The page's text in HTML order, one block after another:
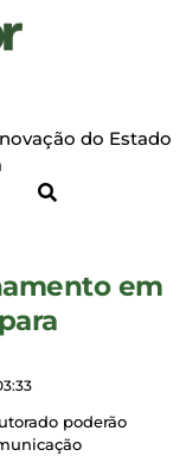
do Estado
em
poderão